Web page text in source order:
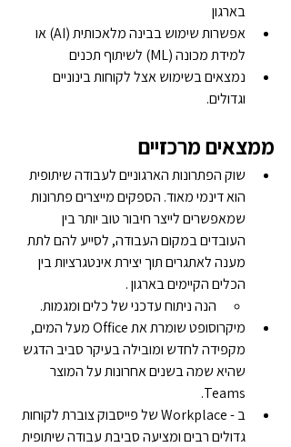
בארגון
אפשרות שימוש בבינה מלאכותית (AI) או
למידת מכונה (ML) לשיתוף תכנים
נמצאים בשימוש אצל לקוחות בינוניים
וגדולים.
ממצאים מרכזיים
שוק הפתרונות הארגוניים לעבודה שיתופית
הוא דינמי מאוד. הספקים מייצרים פתרונות
שמאפשרים לייצר חיבור טוב יותר בין
העובדים במקום העבודה, לסייע להם לתת
מענה לאתגרים תוך יצירת אינטגרציות בין
הכלים הקיימים בארגון .
הנה ניתוח עדכני של כלים ומגמות.
מיקרוסופט שומרת את Office מעל המים,
מקפידה לחדש ומובילה בעיקר סביב הדגש
שהיא שמה בשנים אחרונות על המוצר
Teams.
ב - Workplace של פייסבוק צוברת לקוחות
גדולים רבים ומציעה סביבת עבודה שיתופית